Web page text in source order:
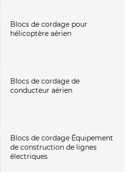
Blocs de cordage pour
hélicoptère aérien
Blocs de cordage de
conducteur aérien
Blocs de cordage Équipement
de construction de lignes
électriques